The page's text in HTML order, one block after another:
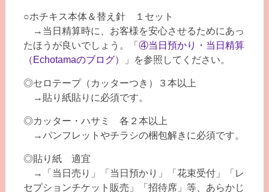
○ホチキス本体＆替え針 １セット
→当日精算時に、お客様を安心させるためにあっ
たほうが良いでしょう。「 ④当日預かり・当日精算
（Echotamaのブログ）
」を参照してください。
◎セロテープ（カッターつき）３本以上
→貼り紙貼りに必須です。
◎カッター・ハサミ 各２本以上
→パンフレットやチラシの梱包解きに必須です。
◎貼り紙 適宜
→「当日売り」「当日預かり」「花束受付」「レ
セプションチケット販売」「招待席」等、あらかじ